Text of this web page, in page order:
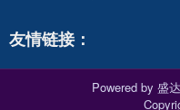
友情链接：
Powered by 盛